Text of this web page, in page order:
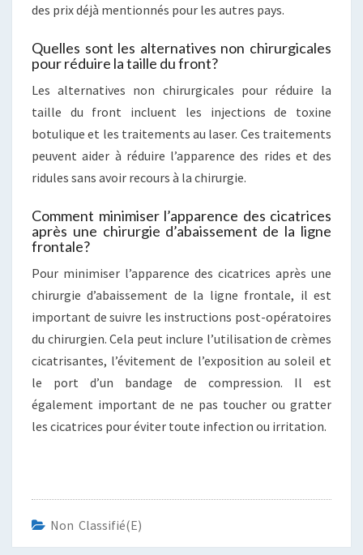
des prix déjà mentionnés pour les autres pays.
Quelles sont les alternatives non chirurgicales
pour réduire la taille du front?
Les alternatives non chirurgicales pour réduire la
taille du front incluent les injections de toxine
botulique et les traitements au laser. Ces traitements
peuvent aider à réduire l’apparence des rides et des
ridules sans avoir recours à la chirurgie.
Comment minimiser l’apparence des cicatrices
après une chirurgie d’abaissement de la ligne
frontale?
Pour minimiser l’apparence des cicatrices après une
chirurgie d’abaissement de la ligne frontale, il est
important de suivre les instructions post-opératoires
du chirurgien. Cela peut inclure l’utilisation de crèmes
cicatrisantes, l’évitement de l’exposition au soleil et
le port d’un bandage de compression. Il est
également important de ne pas toucher ou gratter
les cicatrices pour éviter toute infection ou irritation.
Non Classifié(e)